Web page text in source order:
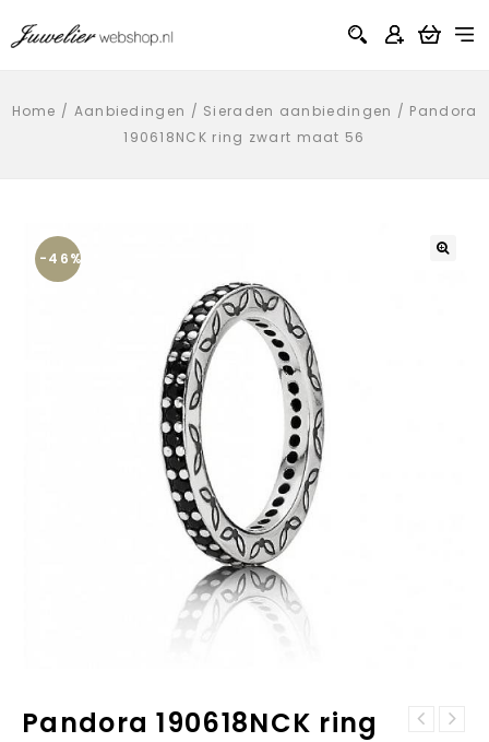
Home / Aanbiedingen / Sieraden aanbiedingen / Pandora
190618NCK ring zwart maat 56
-46%
Pandora 190618NCK ring